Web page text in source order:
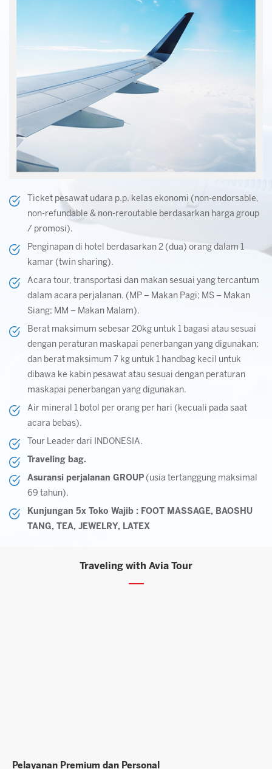
Ticket pesawat udara p.p. kelas ekonomi (non-endorsable,
non-refundable & non-reroutable berdasarkan harga group
/ promosi).
Penginapan di hotel berdasarkan 2 (dua) orang dalam 1
kamar (twin sharing).
Acara tour, transportasi dan makan sesuai yang tercantum
dalam acara perjalanan. (MP – Makan Pagi; MS – Makan
Siang; MM – Makan Malam).
Berat maksimum sebesar 20kg untuk 1 bagasi atau sesuai
dengan peraturan maskapai penerbangan yang digunakan;
dan berat maksimum 7 kg untuk 1 handbag kecil untuk
dibawa ke kabin pesawat atau sesuai dengan peraturan
maskapai penerbangan yang digunakan.
Air mineral 1 botol per orang per hari (kecuali pada saat
acara bebas).
Tour Leader dari INDONESIA.
Traveling bag.
Asuransi perjalanan GROUP (usia tertanggung maksimal
69 tahun).
Kunjungan 5x Toko Wajib : FOOT MASSAGE, BAOSHU
TANG, TEA, JEWELRY, LATEX
Traveling with Avia Tour
Layanan Agen Berpengalaman